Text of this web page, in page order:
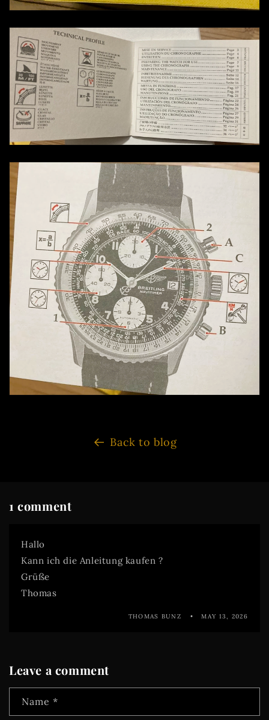
Back to blog
1 comment
Hallo
Kann ich die Anleitung kaufen ?
Grüße
Thomas
THOMAS BUNZ MAY 13, 2026
Leave a comment
Name *